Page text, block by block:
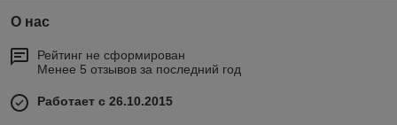
О нас
Рейтинг не сформирован
Менее 5 отзывов за последний год
Работает с 26.10.2015